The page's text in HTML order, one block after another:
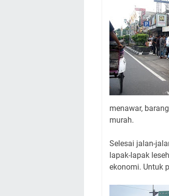
menawar,
murah.
Selesai jalan-
lapak-lapak
ekonomi. Untuk